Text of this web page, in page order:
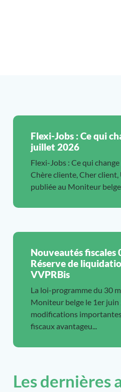
Flexi-Jobs : Ce qui
juillet 2026
Flexi-Jobs : Ce qui
Chère cliente, Cher
publiée au Moniteur
Nouveautés fiscales
Réserve de
VVPRBis
La loi-programme du 30
Moniteur belge le 1er
modifications
fiscaux avantageu...
Les dernières